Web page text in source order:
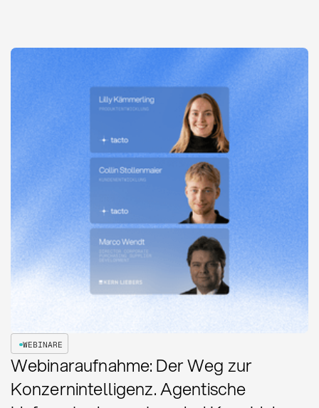
WEBINARE
Webinaraufnahme: Der Weg zur
Konzernintelligenz. Agentische